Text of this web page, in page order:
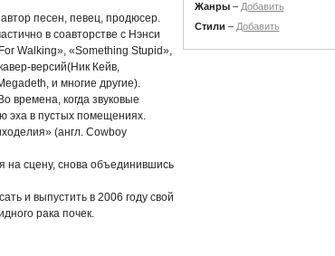
песен, певец, продюсер.
в соавторстве с Нэнси
Walking», «Something Stupid»,
версий(Ник Кейв,
и многие другие).
времена, когда звуковые
эха в пустых помещениях.
(англ. Cowboy
на сцену, снова объединившись
и выпустить в 2006 году свой
рака почек.
Жанры– Добавить
Стили – Добавить